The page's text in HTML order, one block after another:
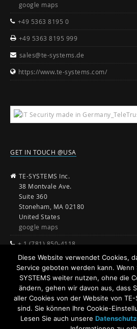
google maps
+49 5363 8195 0
+49 5363 8195 999
sales@te-systems.de
https://www.te-systems.com/
GET IN TOUCH @USA
TE-SYSTEMS Inc.
38 Montvale Ave.
Suite 360
Stoneham, MA 02180
United States
google maps
+ 1 (781) 850-4118
sales@te-systems.com
www.te-systems.com
Diese Website verwendet Cookies,
Service geboten werden kann. Wenn
SYSTEMS weiter nutzen, ohne die
ändern, gehen wir davon aus, dass
aller Cookies von der Website von
sind. Sie können Ihre Cookie-
Lesen Sie auch unsere